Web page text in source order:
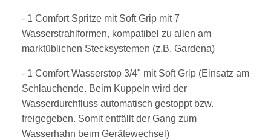
- 1 Comfort Spritze mit Soft Grip mit 7
Wasserstrahlformen, kompatibel zu allen am
marktüblichen Stecksystemen (z.B. Gardena)
- 1 Comfort Wasserstop 3/4" mit Soft Grip (Einsatz am
Schlauchende. Beim Kuppeln wird der
Wasserdurchfluss automatisch gestoppt bzw.
freigegeben. Somit entfällt der Gang zum
Wasserhahn beim Gerätewechsel)